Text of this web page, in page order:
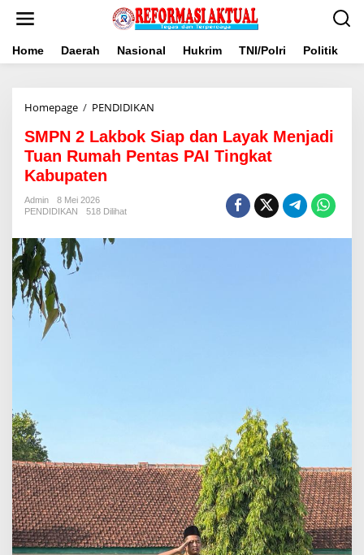
Home Daerah Nasional Hukrim TNI/Polri Politik
Homepage / PENDIDIKAN
Lakbok
Siap
dan
Pentas
SMPN 2 Lakbok Siap dan Layak Menjadi
Tuan Rumah Pentas PAI Tingkat
Kabupaten
Admin
8 Mei 2026
PENDIDIKAN
518 Dilihat